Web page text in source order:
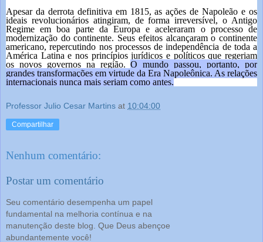
Apesar da derrota definitiva em 1815, as ações de Napoleão e os
ideais revolucionários atingiram, de forma irreversível, o Antigo
Regime em boa parte da Europa e aceleraram o processo de
modernização do continente. Seus efeitos alcançaram o continente
americano, repercutindo nos processos de independência de toda a
América Latina e nos princípios jurídicos e políticos que regeriam
os novos governos na região. O mundo passou, portanto, por
grandes transformações em virtude da Era Napoleônica. As relações
internacionais nunca mais seriam como antes.
Professor Julio Cesar Martins at 10:04:00
Compartilhar
Nenhum comentário:
Postar um comentário
Seu comentário desempenha um papel
fundamental na melhoria contínua e na
manutenção deste blog. Que Deus abençoe
abundantemente você!